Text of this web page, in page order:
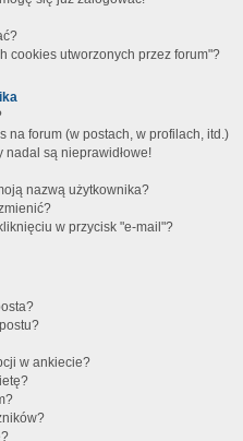
cookies utworzonych przez forum"?
na forum (w postach, w profilach, itd.)
nadal są nieprawidłowe!
nazwą użytkownika?
w przycisk "e-mail"?
w ankiecie?